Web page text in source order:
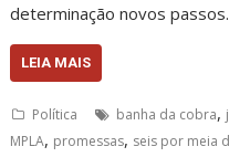
determinação novos
LEIA MAIS
Política banha da cobra,
MPLA, promessas, seis por meia